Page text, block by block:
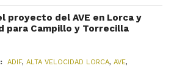
proyecto del AVE en Lorca y
para Campillo y Torrecilla
ADIF, ALTA VELOCIDAD LORCA, AVE,